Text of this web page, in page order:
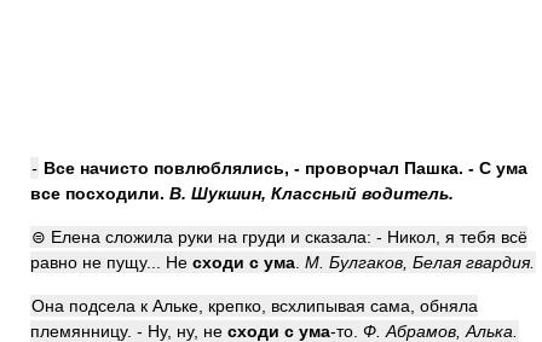
- Все начисто повлюблялись, - проворчал Пашка. - С ума
все посходили. В. Шукшин, Классный водитель.
⊜ Елена сложила руки на груди и сказала: - Никол, я тебя всё
равно не пущу... Не сходи с ума М. Булгаков, Белая гвардия.
Она подсела к Альке, крепко, всхлипывая сама, обняла
племянницу. - Ну, ну, не сходи с ума-то. Ф. Абрамов, Алька.